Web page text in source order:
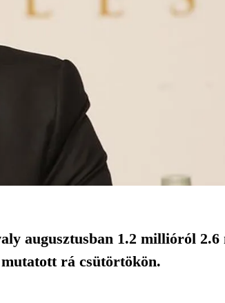
augusztusban 1.2 millióról
rá csütörtökön.